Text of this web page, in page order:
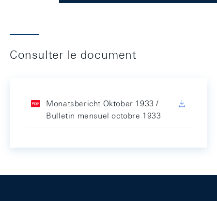
Consulter le document
Monatsbericht Oktober 1933 /
Bulletin mensuel octobre 1933